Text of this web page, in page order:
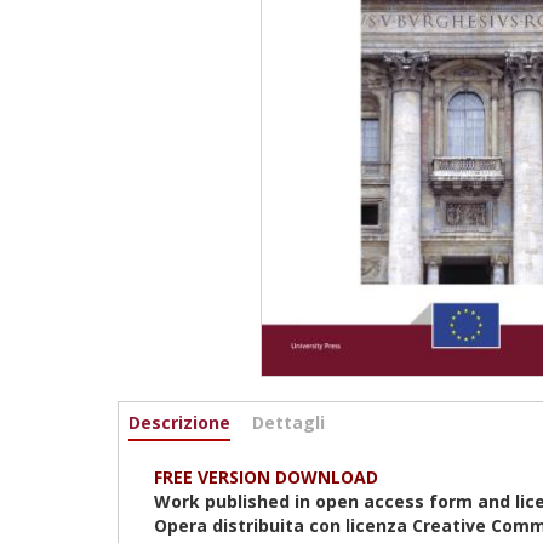
Informazioni
Descrizione (scheda
Dettagli
FREE VERSION DOWNLOAD
Work published in open access form and
Opera distribuita con licenza Creative